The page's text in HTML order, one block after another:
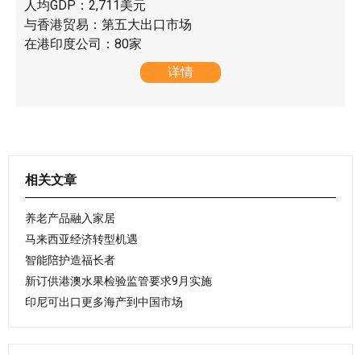
人均GDP：2,711美元
与香港贸易：第五大出口市场
在港印度公司：80家
详情
相关文章
养老产品融入家居
马来西亚经济转型机遇
智能陪护造福长者
新订供港澳水果检验监管要求9月实施
印尼可出口更多海产到中国市场